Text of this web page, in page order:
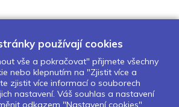
Naše projekty
Pro školy
Kontakty
GDPR
používají cookies
vše a pokračovat" přijmete všechny
nebo klepnutím na "Zjistit více a
zjistit více informací o souborech
nastavení. Váš souhlas a nastavení
odkazem "Nastavení cookies"